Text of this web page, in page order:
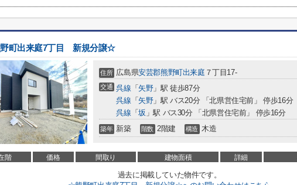
町出来庭7丁目 新規分譲☆
住所 広島県安芸郡熊野町出来庭 ７丁目17-
交通 呉線 「 矢野」駅 徒歩87分
呉線 「 矢野」駅 バス20分 「北県営住宅前」 停歩16分
呉線 「坂 」駅 バス30分 「北県営住宅前」 停歩16分
築年 新築 階数 2階建 構造 木造
階 価格 間取り 建物面積 詳細
過去に掲載していた物件です。